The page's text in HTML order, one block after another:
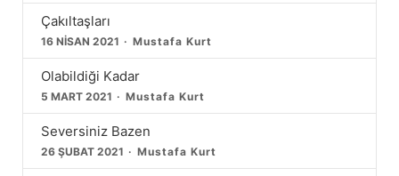
Çakıltaşları
16 NISAN 2021 Mustafa Kurt
Olabildiği Kadar
5 MART 2021 Mustafa Kurt
Seversiniz Bazen
26 ŞUBAT 2021 Mustafa Kurt